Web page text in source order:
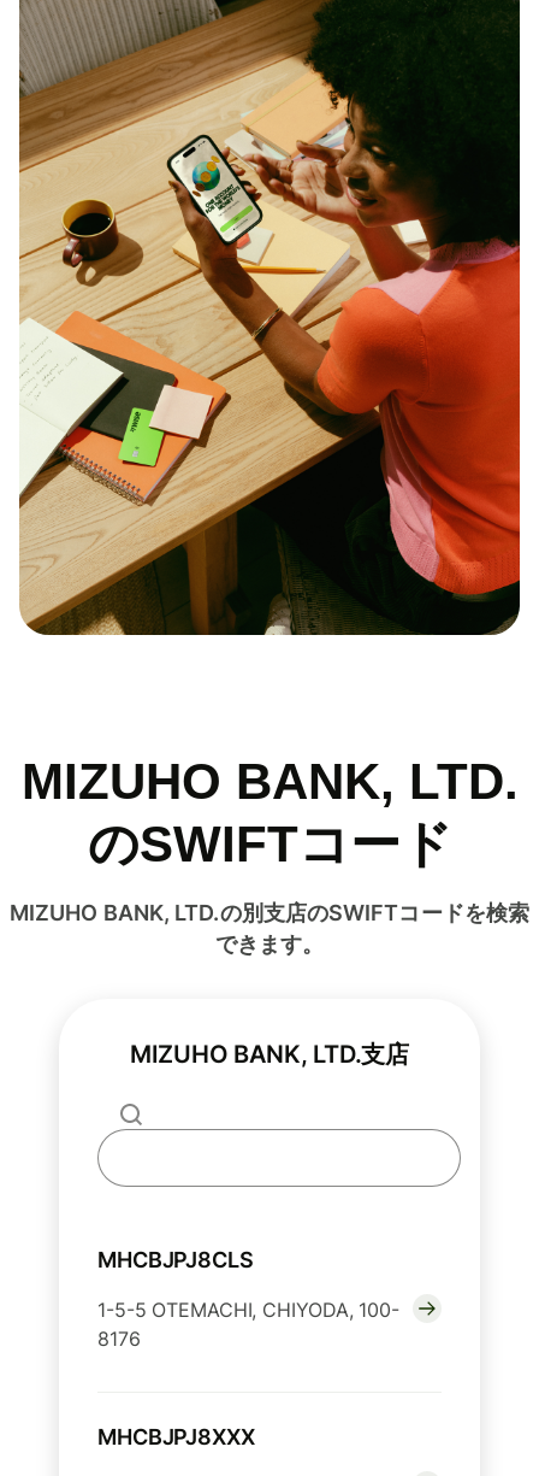
MIZUHO BANK, LTD.
のSWIFTコード
MIZUHO BANK, LTD.の別支店のSWIFTコードを検索
できます。
MIZUHO BANK, LTD.支店
MHCBJPJ8CLS
1-5-5 OTEMACHI, CHIYODA, 100-
8176
MHCBJPJ8XXX